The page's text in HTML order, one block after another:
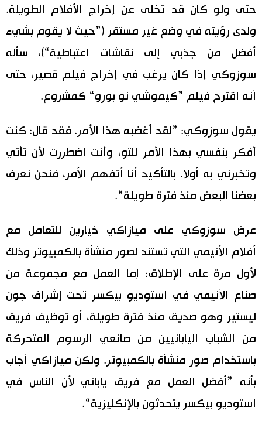
حتى ولو كان قد تخلى عن إخراج الأفلام الطويلة.
ولدى رؤيته في وضع غير مستقر (”حيث لا يقوم بشيء
أفضل من جذبي إلى نقاشات اعتباطية“)، سأله
سوزوكي إذا كان يرغب في إخراج فيلم قصير، حتى
أنه اقترح فيلم ”كيموشي نو بورو“ كمشروع.
يقول سوزوكي: ”لقد أغضبه هذا الأمر. فقد قال: كنت
أفكر بنفسي بهذا الأمر للتو، وأنت اضطررت لأن تأتي
وتخبرني به أولا. بالتأكيد أنا أتفهم الأمر، فنحن نعرف
بعضنا البعض منذ فترة طويلة“.
عرض سوزوكي على ميازاكي خيارين للتعامل مع
أفلام الأنيمي التي تستند لصور منشأة بالكمبيوتر وذلك
لأول مرة على الإطلاق: إما العمل مع مجموعة من
صناع الأنيمي في استوديو بيكسر تحت إشراف جون
ليستير وهو صديق منذ فترة طويلة، أو توظيف فريق
من الشباب اليابانيين من صانعي الرسوم المتحركة
باستخدام صور منشأة بالكمبيوتر. ولكن ميازاكي أجاب
بأنه ”أفضل العمل مع فريق ياباني لأن الناس في
استوديو بيكسر يتحدثون بالإنكليزية“.